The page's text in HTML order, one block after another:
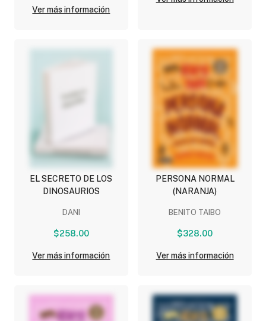
Ver más información
EL SECRETO DE LOS
DINOSAURIOS
DANI
$258.00
Ver más información
PERSONA NORMAL
(NARANJA)
BENITO TAIBO
$328.00
Ver más información